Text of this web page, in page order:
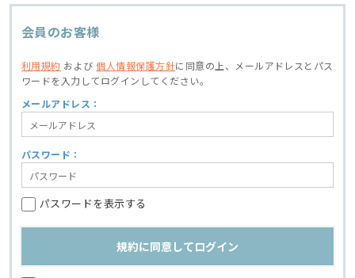
会員のお客様
利用規約 および個人情報保護方針に同意の上、
メールアドレスとパス
ワードを入力してログインしてください。
メールアドレス：
パスワード：
パスワードを表示する